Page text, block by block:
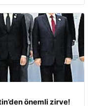
önemli zirve!